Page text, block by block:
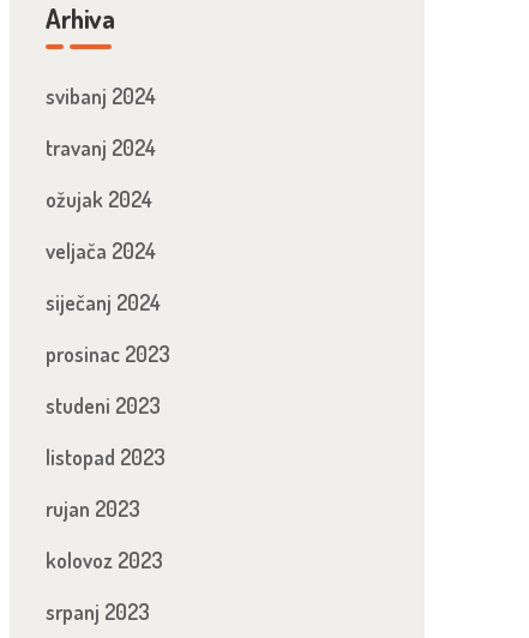
Arhiva
svibanj 2024
travanj 2024
ožujak 2024
veljača 2024
siječanj 2024
prosinac 2023
studeni 2023
listopad 2023
rujan 2023
kolovoz 2023
srpanj 2023